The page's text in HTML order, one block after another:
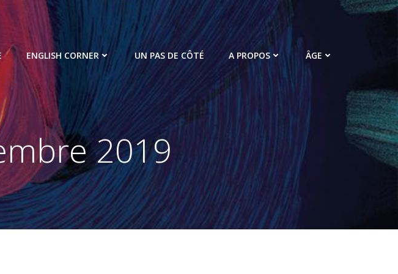
ENGLISH CORNER UN PAS DE CÔTÉ A PROPOS ÂGE
2019